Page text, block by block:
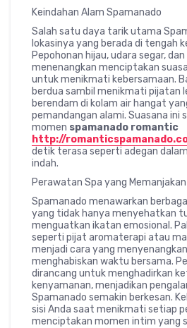
Keindahan Alam Spamanado
Salah satu daya tarik utama
lokasinya yang berada di tengah
Pepohonan hijau, udara segar,
menenangkan menciptakan
untuk menikmati kebersamaan.
berdua sambil menikmati pijatan
berendam di kolam air hangat
pemandangan alami. Suasana ini
momen spamanado romantic
http://
detik terasa seperti adegan
indah.
Perawatan Spa yang
Spamanado menawarkan
yang tidak hanya menyehatkan
menguatkan ikatan emosional.
seperti pijat aromaterapi atau
menjadi cara yang
menghabiskan waktu bersama.
dirancang untuk menghadirkan
kenyamanan, menjadikan
Spamanado semakin berkesan.
sisi Anda saat menikmati setiap
menciptakan momen intim yang